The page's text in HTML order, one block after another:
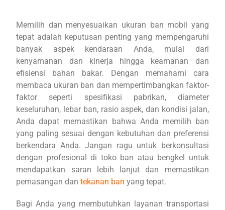
Memilih dan menyesuaikan ukuran ban mobil yang
tepat adalah keputusan penting yang mempengaruhi
banyak aspek kendaraan Anda, mulai dari
kenyamanan dan kinerja hingga keamanan dan
efisiensi bahan bakar. Dengan memahami cara
membaca ukuran ban dan mempertimbangkan faktor-
faktor seperti spesifikasi pabrikan, diameter
keseluruhan, lebar ban, rasio aspek, dan kondisi jalan,
Anda dapat memastikan bahwa Anda memilih ban
yang paling sesuai dengan kebutuhan dan preferensi
berkendara Anda. Jangan ragu untuk berkonsultasi
dengan profesional di toko ban atau bengkel untuk
mendapatkan saran lebih lanjut dan memastikan
pemasangan dantekanan ban yang tepat.
Bagi Anda yang membutuhkan layanan transportasi